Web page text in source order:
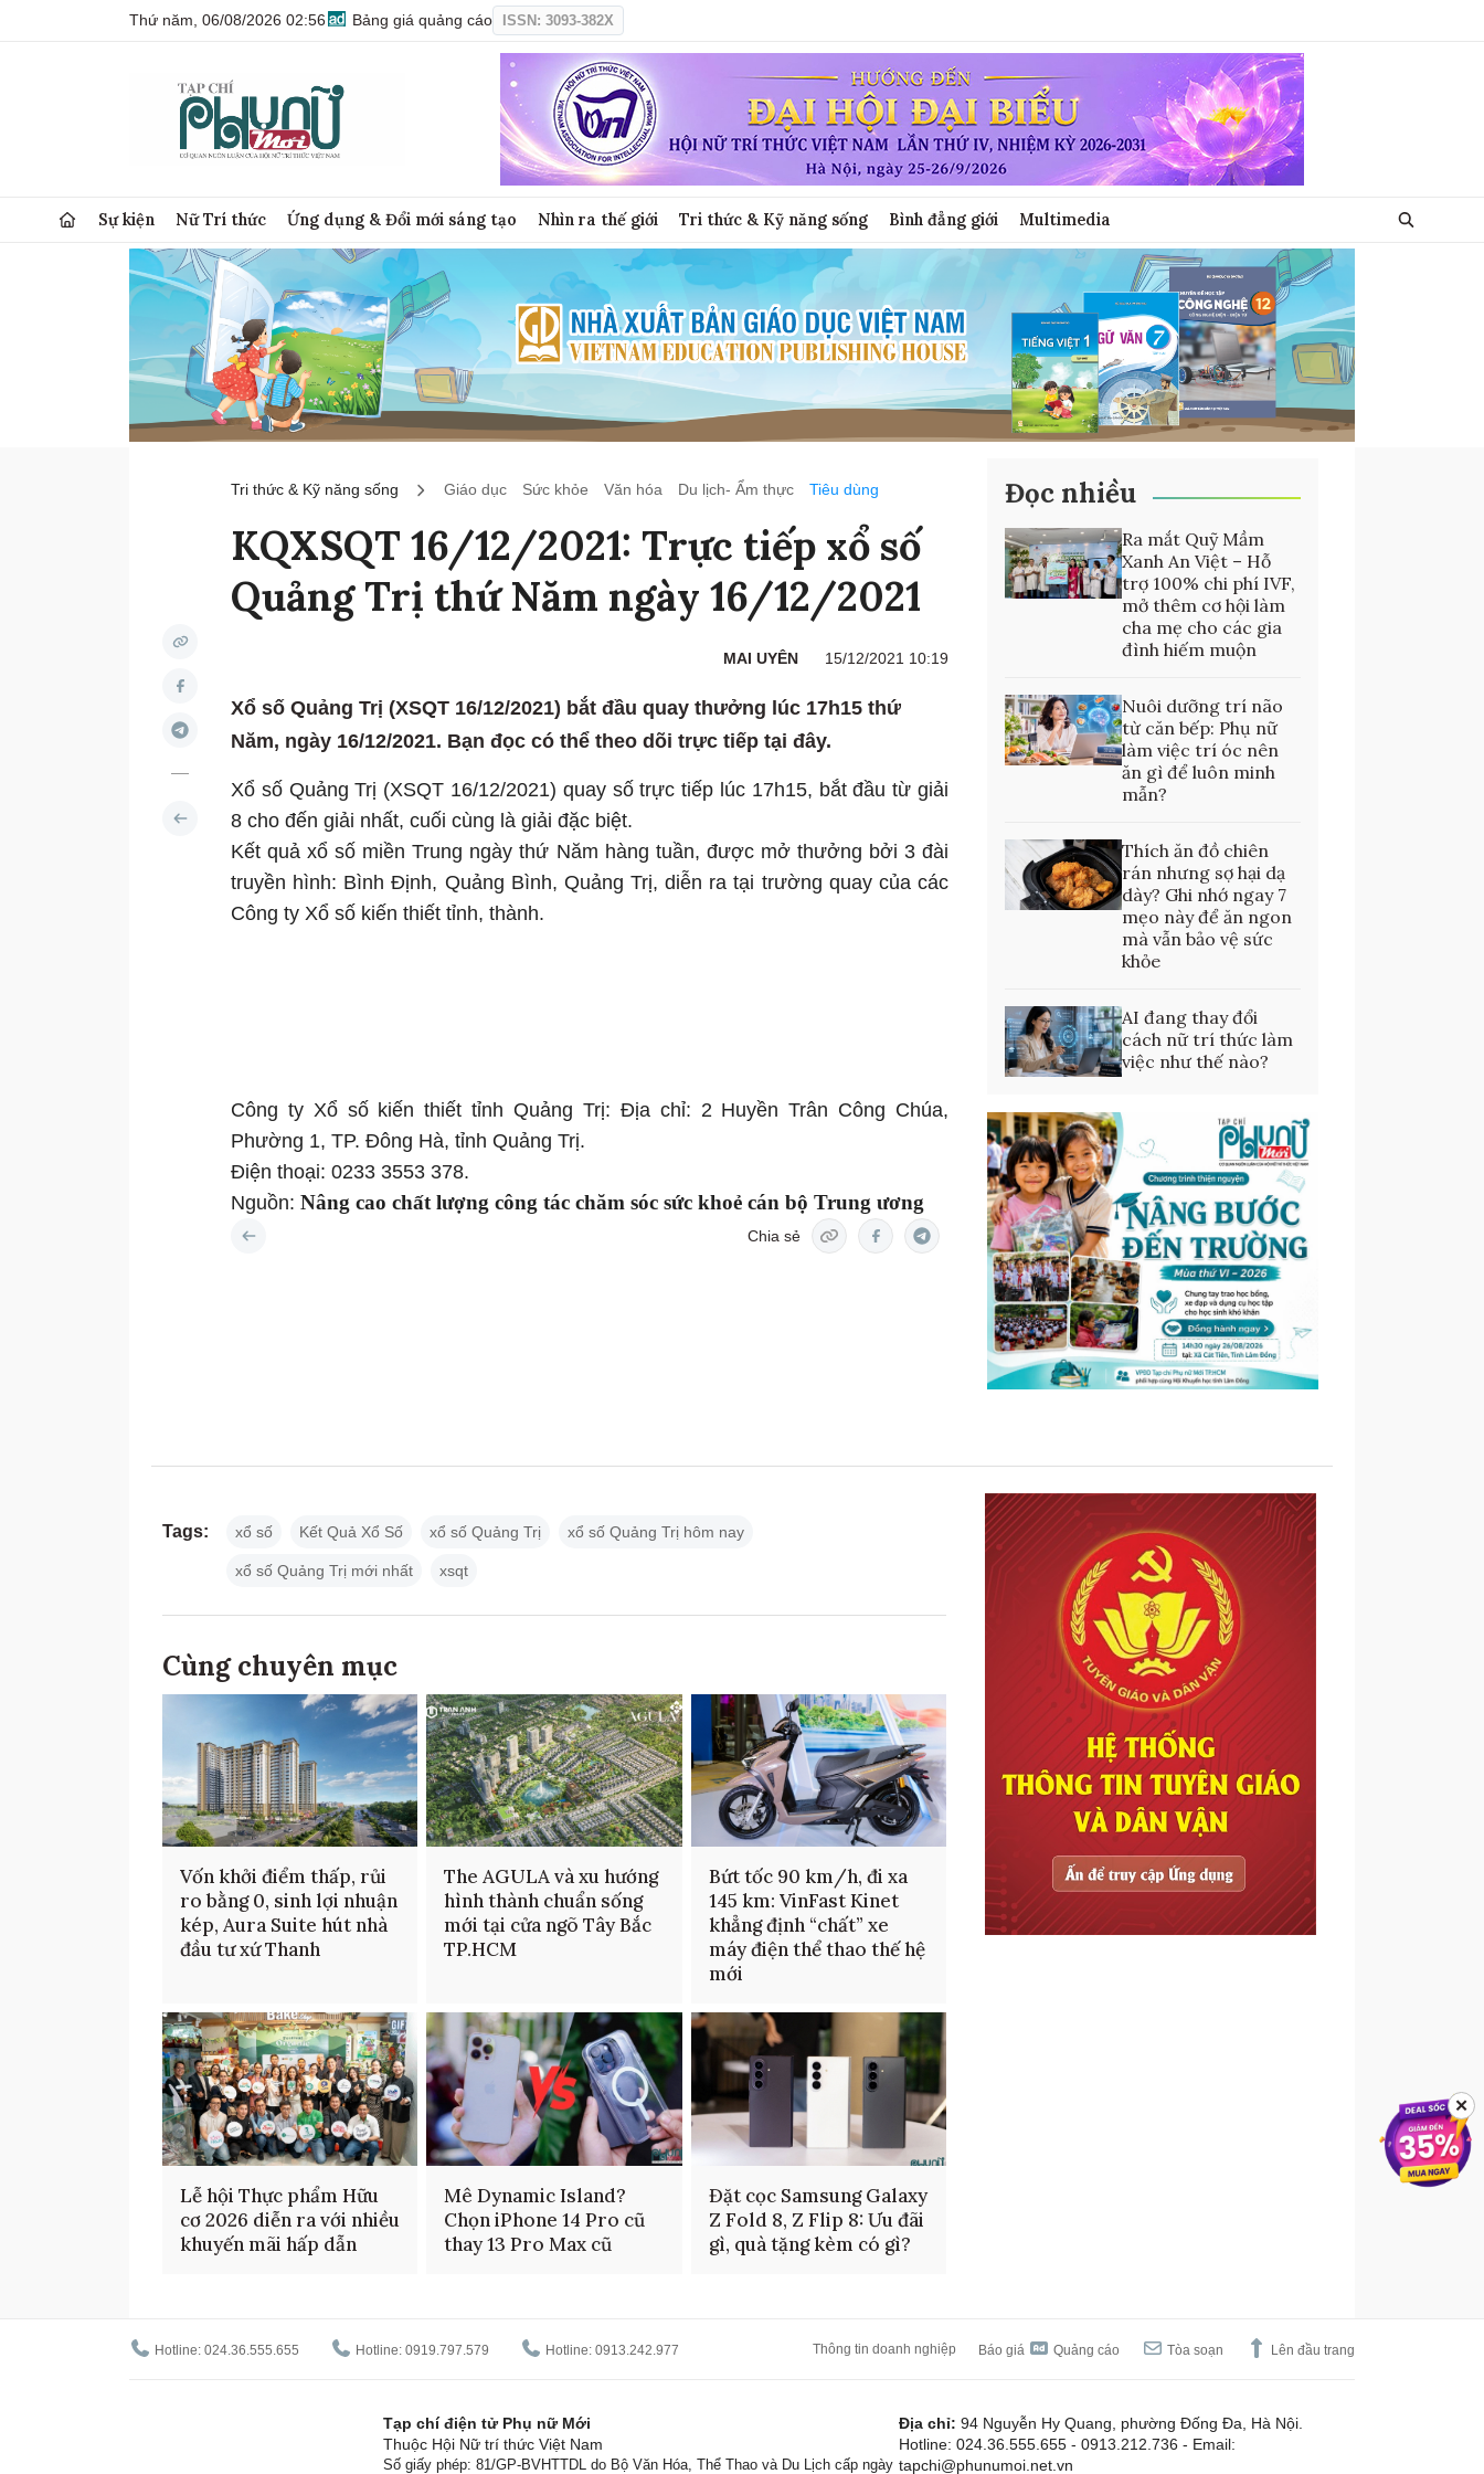
Thứ năm, 06/08/2026 02:56 Bảng giá quảng cáo ISSN: 3093-382X
Sự kiện Nữ Trí thức Ứng dụng & Đổi mới sáng tạo Nhìn ra thế giới Tri thức & Kỹ năng sống Bình đẳng giới Multimedia
Tri thức & Kỹ năng sống Giáo dục Sức khỏe Văn hóa Du lịch- Ẩm thực Tiêu dùng
KQXSQT 16/12/2021: Trực tiếp xổ số
Quảng Trị thứ Năm ngày 16/12/2021
MAI UYÊN 15/12/2021 10:19
Xổ số Quảng Trị (XSQT 16/12/2021) bắt đầu quay thưởng lúc 17h15 thứ
Năm, ngày 16/12/2021. Bạn đọc có thể theo dõi trực tiếp tại đây.
Xổ số Quảng Trị (XSQT 16/12/2021) quay số trực tiếp lúc 17h15, bắt đầu từ giải
8 cho đến giải nhất, cuối cùng là giải đặc biệt.
Kết quả xổ số miền Trung ngày thứ Năm hàng tuần, được mở thưởng bởi 3 đài
truyền hình: Bình Định, Quảng Bình, Quảng Trị, diễn ra tại trường quay của các
Công ty Xổ số kiến thiết tỉnh, thành.
Công ty Xổ số kiến thiết tỉnh Quảng Trị: Địa chỉ: 2 Huyền Trân Công Chúa,
Phường 1, TP. Đông Hà, tỉnh Quảng Trị.
Điện thoại: 0233 3553 378.
Nguồn: Nâng cao chất lượng công tác chăm sóc sức khoẻ cán bộ Trung ương
Chia sẻ
Đọc nhiều
Ra mắt Quỹ Mầm
Xanh An Việt – Hỗ
trợ 100% chi phí IVF,
mở thêm cơ hội làm
cha mẹ cho các gia
đình hiếm muộn
Nuôi dưỡng trí não
từ căn bếp: Phụ nữ
làm việc trí óc nên
ăn gì để luôn minh
mẫn?
Thích ăn đồ chiên
rán nhưng sợ hại dạ
dày? Ghi nhớ ngay 7
mẹo này để ăn ngon
mà vẫn bảo vệ sức
khỏe
AI đang thay đổi
cách nữ trí thức làm
việc như thế nào?
Tags: xổ số Kết Quả Xổ Số xổ số Quảng Trị xổ số Quảng Trị hôm nay
xổ số Quảng Trị mới nhất xsqt
Cùng chuyên mục
Vốn khởi điểm thấp, rủi
ro bằng 0, sinh lợi nhuận
kép, Aura Suite hút nhà
đầu tư xứ Thanh
The AGULA và xu hướng
hình thành chuẩn sống
mới tại cửa ngõ Tây Bắc
TP.HCM
Bứt tốc 90 km/h, đi xa
145 km: VinFast Kinet
khẳng định “chất” xe
máy điện thể thao thế hệ
mới
Lễ hội Thực phẩm Hữu
cơ 2026 diễn ra với nhiều
khuyến mãi hấp dẫn
Mê Dynamic Island?
Chọn iPhone 14 Pro cũ
thay 13 Pro Max cũ
Đặt cọc Samsung Galaxy
Z Fold 8, Z Flip 8: Ưu đãi
gì, quà tặng kèm có gì?
Hotline: 024.36.555.655 Hotline: 0919.797.579 Hotline: 0913.242.977 Thông tin doanh nghiệp Báo giá Quảng cáo Tòa soạn Lên đầu trang
Tạp chí điện tử Phụ nữ Mới
Thuộc Hội Nữ trí thức Việt Nam
Số giấy phép: 81/GP-BVHTTDL do Bộ Văn Hóa, Thể Thao và Du Lịch cấp ngày
Địa chỉ: 94 Nguyễn Hy Quang, phường Đống Đa, Hà Nội.
Hotline: 024.36.555.655 - 0913.212.736 - Email:
tapchi@phunumoi.net.vn
✕